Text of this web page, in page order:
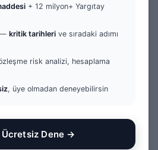
+ 12 milyon+ Yargıtay
— kritik tarihleri ve sıradaki adımı
risk analizi, hesaplama
, üye olmadan deneyebilirsin
Ücretsiz Dene →
Kusur
ve
Yararı: 2.
2025/11766 K.
i
yargıtay değerlendirmesi